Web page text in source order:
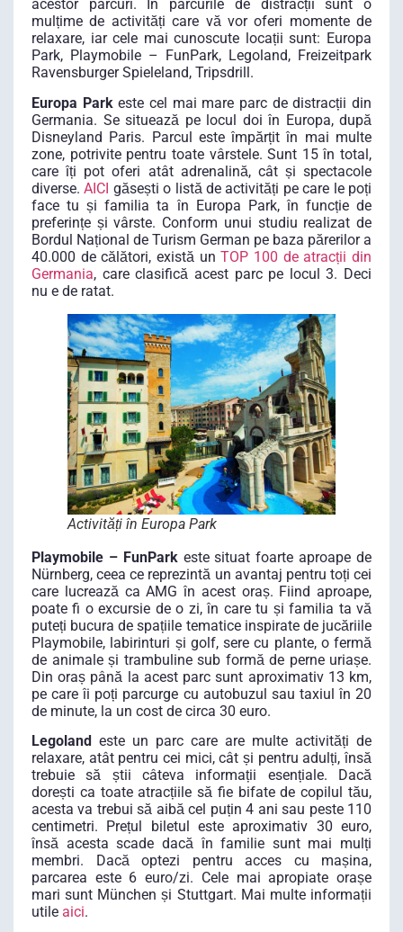
acestor parcuri. În parcurile de distracții sunt o
mulțime de activități care vă vor oferi momente de
relaxare, iar cele mai cunoscute locații sunt: Europa
Park, Playmobile – FunPark, Legoland, Freizeitpark
Ravensburger Spieleland, Tripsdrill.
Europa Parkeste cel mai mare parc de distracții din
Germania. Se situează pe locul doi în Europa, după
Disneyland Paris. Parcul este împărțit în mai multe
zone, potrivite pentru toate vârstele. Sunt 15 în total,
care îți pot oferi atât adrenalină, cât și spectacole
diverse.AICI găsești o listă de activități pe care le poți
face tu și familia ta în Europa Park, în funcție de
preferințe și vârste. Conform unui studiu realizat de
Bordul Național de Turism German pe baza părerilor a
40.000 de călători, există unTOP 100 de atracții din
Germania, care clasifică acest parc pe locul 3. Deci
nu e de ratat.
Activități în Europa Park
Playmobile – FunParkeste situat foarte aproape de
Nürnberg, ceea ce reprezintă un avantaj pentru toți cei
care lucrează ca AMG în acest oraș. Fiind aproape,
poate fi o excursie de o zi, în care tu și familia ta vă
puteți bucura de spațiile tematice inspirate de jucăriile
Playmobile, labirinturi și golf, sere cu plante, o fermă
de animale și trambuline sub formă de perne uriașe.
Din oraș până la acest parc sunt aproximativ 13 km,
pe care îi poți parcurge cu autobuzul sau taxiul în 20
de minute, la un cost de circa 30 euro.
Legoland este un parc care are multe activități de
relaxare, atât pentru cei mici, cât și pentru adulți, însă
trebuie să știi câteva informații esențiale. Dacă
dorești ca toate atracțiile să fie bifate de copilul tău,
acesta va trebui să aibă cel puțin 4 ani sau peste 110
centimetri. Prețul biletul este aproximativ 30 euro,
însă acesta scade dacă în familie sunt mai mulți
membri. Dacă optezi pentru acces cu mașina,
parcarea este 6 euro/zi. Cele mai apropiate orașe
mari sunt München și Stuttgart. Mai multe informații
utile aici.